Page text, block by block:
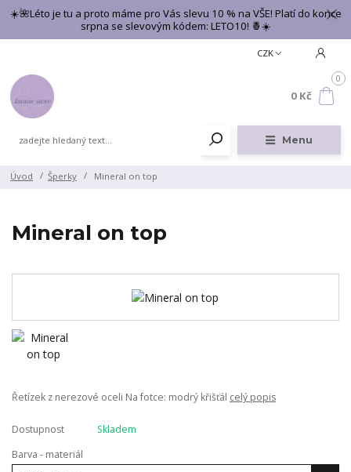
☀️🌺Léto je tu a proto máme pro Vás slevu 10 % na VŠE! Platí do konce
srpna se slevovým kódem: LETO10! 🍍☀️
Menu
CZK
0
0 Kč
Úvod Šperky Mineral on top
Mineral on top
Řetízek z nerezové oceli Na fotce: modrý křišťál celý popis
Dostupnost
Skladem
Barva - materiál